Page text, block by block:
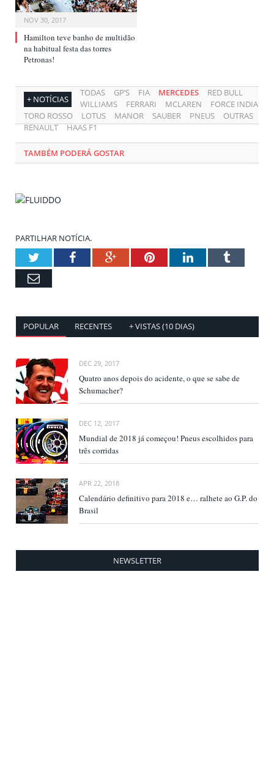
NOV 30, 2017
Hamilton teve banho de multidão
na habitual festa das torres
Petronas!
+ NOTÍCIAS
TODAS GP’S FIA MERCEDES
RED BULL
WILLIAMS
FERRARI MCLAREN
FORCE INDIA
TORO ROSSO
LOTUS MANOR SAUBER PNEUS
OUTRAS
RENAULT
HAAS F1
TAMBÉM PODERÁ GOSTAR
PARTILHAR NOTÍCIA.
TwitterFacebookGoogle+PinterestLinkedInTumblr
Email
POPULAR RECENTES + VISTAS (10 DIAS)
DEC 29, 2017
Quatro anos depois do acidente, o que se sabe de
Schumacher?
DEC 12, 2017
Mundial de 2018 já começou! Pneus escolhidos para
três corridas
APR 22, 2018
Calendário definitivo para 2018 e… ralhete ao G.P. do
Brasil
NEWSLETTER